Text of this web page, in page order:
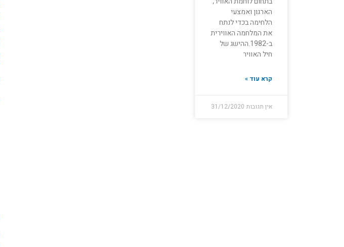
הארגון ואמצעי
הלחימה בכדי לנתח
את המלחמה האווירית
ב-1982.ההישג של
חיל האוויר
קרא עוד »
אין תגובות 31/12/2020